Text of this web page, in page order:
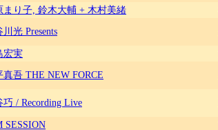
まり子, 鈴木大輔 + 木村美緒
光 Presents
宏実
真吾 THE NEW FORCE
巧 / Recording Live
SESSION